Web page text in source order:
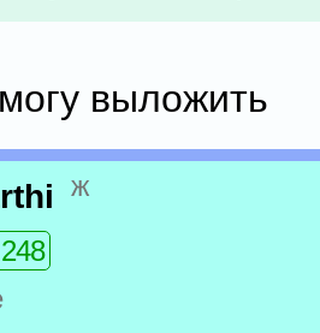
выложить
ж